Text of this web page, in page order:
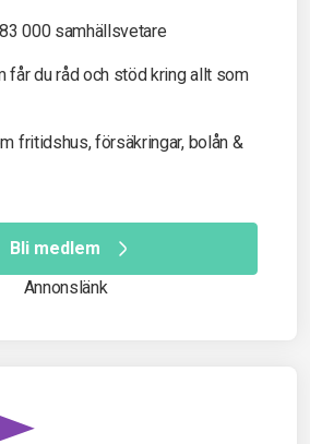
000 samhällsvetare
får du råd och stöd kring allt som
fritidshus, försäkringar, bolån &
Bli medlem
Annonslänk